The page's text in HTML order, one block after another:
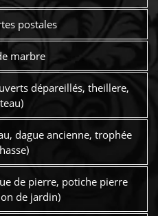
postales
marbre
dépareillés, theillere,
dague ancienne, trophée
de pierre, potiche pierre
de jardin)